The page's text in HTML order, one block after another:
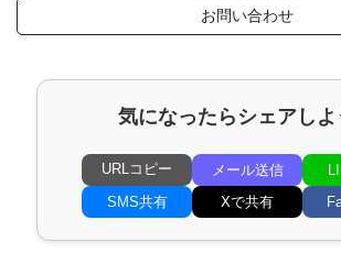
お問い合わせ
気になったらシェアしよ
URLコピー メール送信
SMS共有
Xで共有